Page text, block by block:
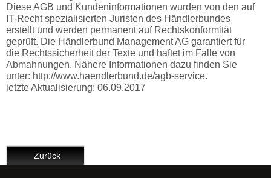
Diese AGB und Kundeninformationen wurden von den auf
IT-Recht spezialisierten Juristen des Händlerbundes
erstellt und werden permanent auf Rechtskonformität
geprüft. Die Händlerbund Management AG garantiert für
die Rechtssicherheit der Texte und haftet im Falle von
Abmahnungen. Nähere Informationen dazu finden Sie
unter: http://www.haendlerbund.de/agb-service.
letzte Aktualisierung: 06.09.2017
Zurück